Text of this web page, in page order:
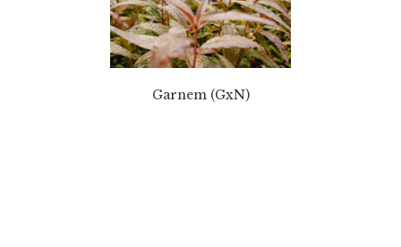
Garnem (GxN)